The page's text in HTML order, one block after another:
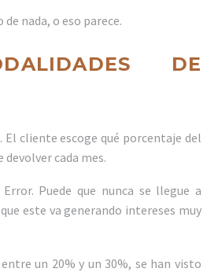
nada, o eso parece.
DE
El cliente escoge qué porcentaje del
cada mes.
Puede que nunca se llegue a
este va generando intereses muy
un 20% y un 30%, se han visto